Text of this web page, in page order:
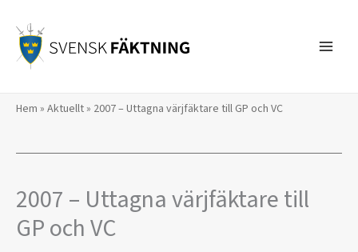
innehåll
Hem » Aktuellt» 2007 – Uttagna värjfäktare till GP och VC
2007 – Uttagna värjfäktare till
GP och VC